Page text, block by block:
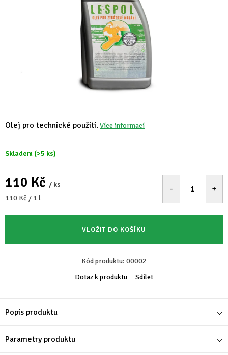
Olej pro technické použití.Více informací
Skladem (>5 ks)
110 Kč / ks
Měrná
110 Kč / 1 l
VLOŽIT DO KOŠÍKU
Kód produktu: 00002
Dotaz k produktu
Sdílet
Popis produktu
Parametry produktu